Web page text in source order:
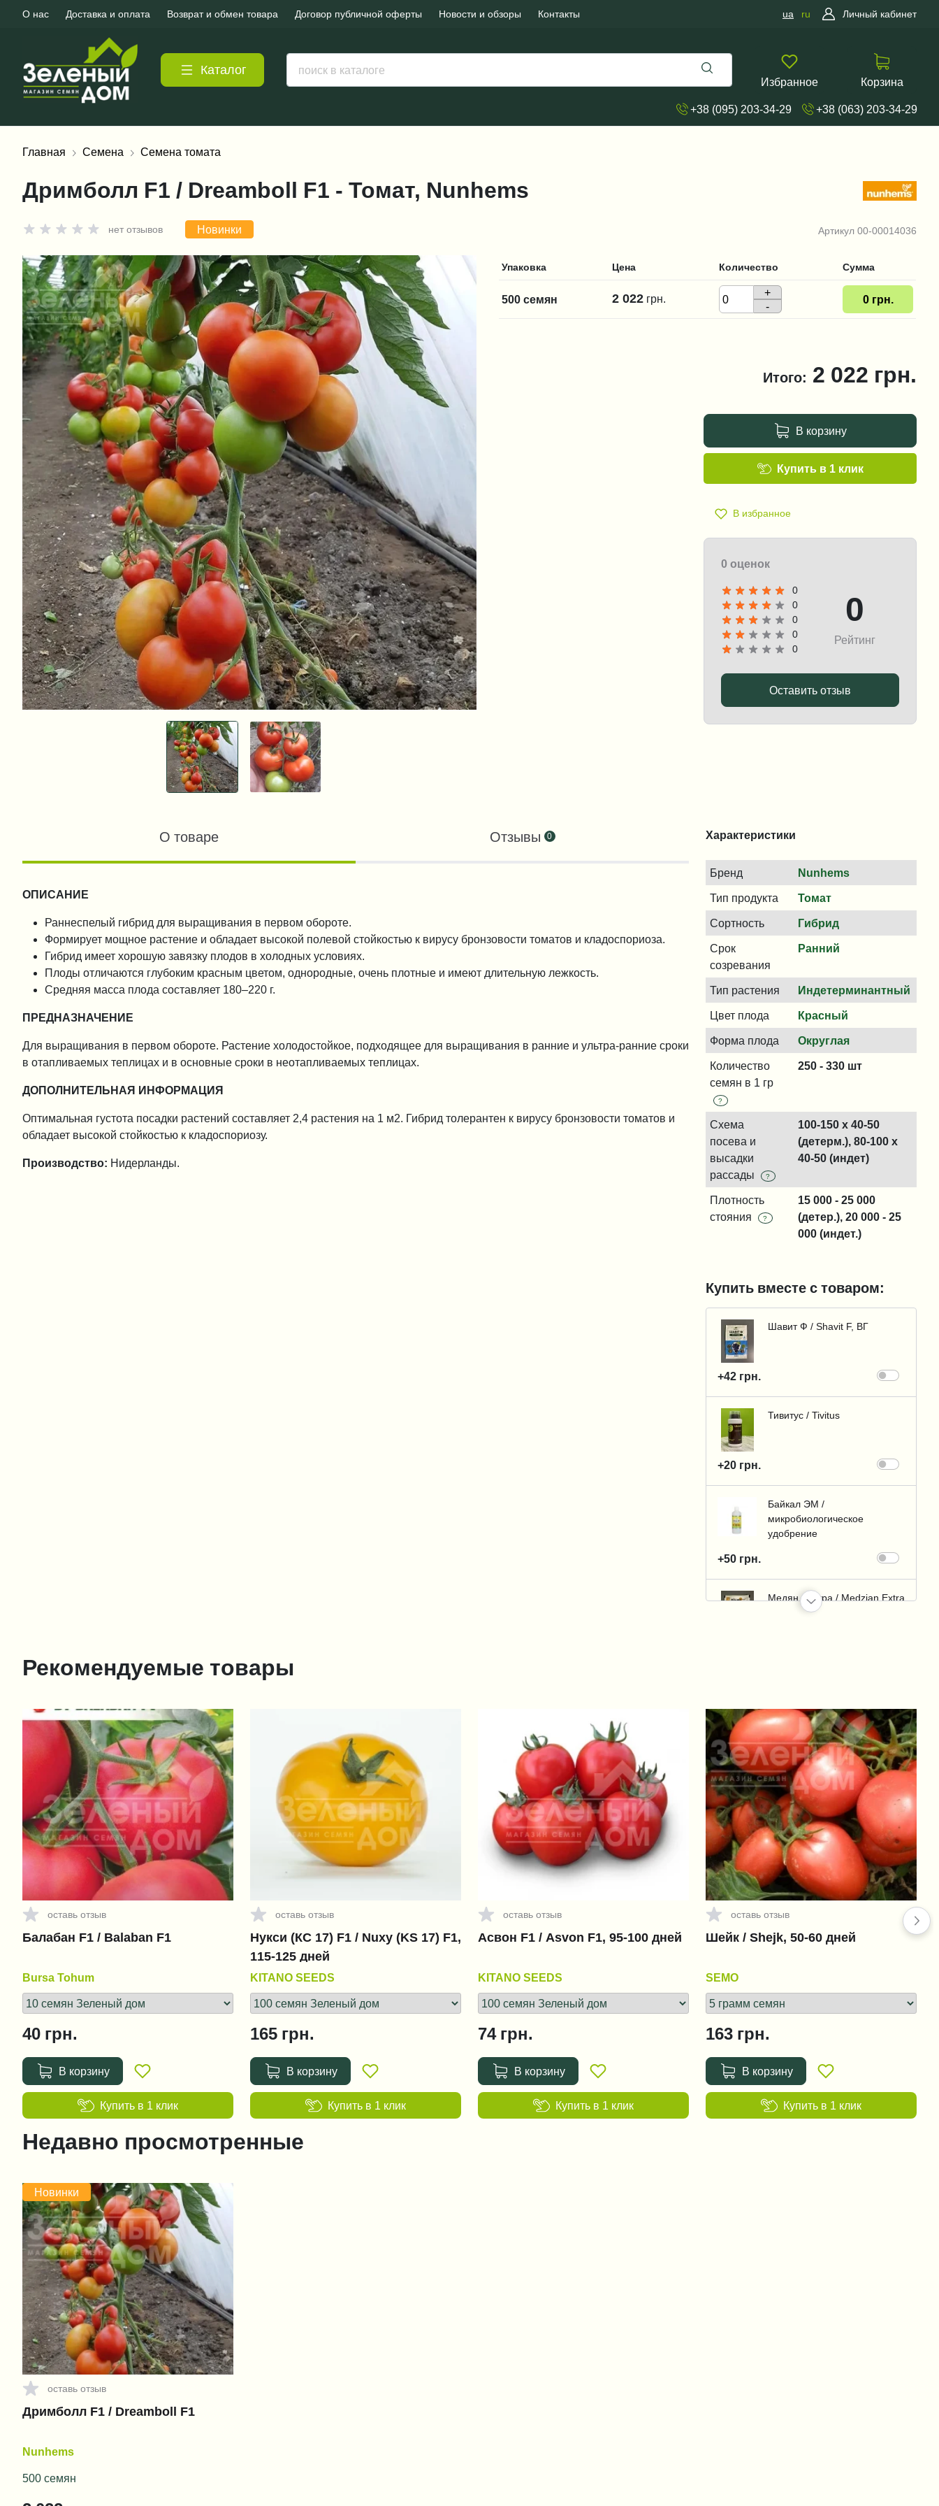
О нас Доставка и оплата Возврат и обмен товара Договор публичной оферты Новости и обзоры Контакты ua ru Личный кабинет
Каталог
Избранное Корзина
+38 (095) 203-34-29 +38 (063) 203-34-29
Главная Семена Семена томата
Артикул 00-00014036
Дримболл F1 / Dreamboll F1 - Томат, Nunhems
нет отзывов Новинки
Упаковка Цена Количество Сумма
500 семян 2 022 грн.
+
-
0 грн.
Итого: 2 022 грн.
В корзину
В избранное
Купить в 1 клик
0 оценок
0
0
0
0
0
0
Рейтинг
Оставить отзыв
Характеристики
Бренд Nunhems
Тип продукта Томат
Сортность Гибрид
Срок
созревания
Ранний
Тип растения Индетерминантный
Цвет плода Красный
Форма плода Округлая
Количество
семян в 1 гр
?
250 - 330 шт
Схема
посева и
высадки
рассады
?
100-150 x 40-50
(детерм.), 80-100 x
40-50 (индет)
Плотность
стояния
?
15 000 - 25 000
(детер.), 20 000 - 25
000 (индет.)
Купить вместе с товаром:
Шавит Ф / Shavit F, ВГ
+42 грн.
Тивитус / Tivitus
+20 грн.
Байкал ЭМ /
микробиологическое
удобрение
+50 грн.
Медян Экстра / Medzian Extra
350 SC, КС
+1 326 грн.
Пермаклин Ликвид (Зенкор
Ликвид) / Permaclean Liquid
(Sencor Liquid), SC 600 к.с.
+95 грн.
Зенкор Ликвид / Sencor Liquid
+1 456 грн.
+151 грн.
Ridomil Gold MZ 68 WG
О товаре Отзывы 0
ОПИСАНИЕ
Раннеспелый гибрид для выращивания в первом обороте.
Формирует мощное растение и обладает высокой полевой стойкостью к вирусу бронзовости томатов и кладоспориоза.
Гибрид имеет хорошую завязку плодов в холодных условиях.
Плоды отличаются глубоким красным цветом, однородные, очень плотные и имеют длительную лежкость.
Средняя масса плода составляет 180–220 г.
ПРЕДНАЗНАЧЕНИЕ
Для выращивания в первом обороте. Растение холодостойкое, подходящее для выращивания в ранние и ультра-ранние сроки
в отапливаемых теплицах и в основные сроки в неотапливаемых теплицах.
ДОПОЛНИТЕЛЬНАЯ ИНФОРМАЦИЯ
Оптимальная густота посадки растений составляет 2,4 растения на 1 м2. Гибрид толерантен к вирусу бронзовости томатов и
обладает высокой стойкостью к кладоспориозу.
Производство: Нидерланды.
Рекомендуемые товары
оставь отзыв
Балабан F1 / Balaban F1
Bursa Tohum
40 грн.
В корзину
Купить в 1 клик
оставь отзыв
Нукси (КС 17) F1 / Nuxy (KS 17) F1,
115-125 дней
KITANO SEEDS
165 грн.
В корзину
Купить в 1 клик
оставь отзыв
Асвон F1 / Asvon F1, 95-100 дней
KITANO SEEDS
74грн.
В корзину
Купить в 1 клик
оставь отзыв
Шейк / Shejk, 50-60 дней
SEMO
163 грн.
В корзину
Купить в 1 клик
Недавно просмотренные
Новинки
оставь отзыв
Дримболл F1 / Dreamboll F1
Nunhems
500 семян